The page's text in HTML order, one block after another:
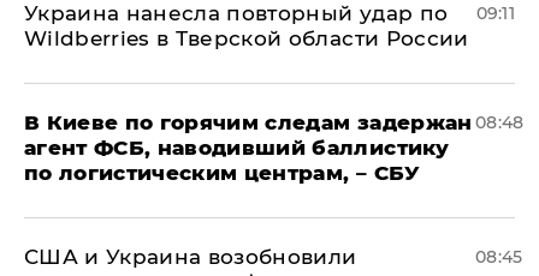
Украина нанесла повторный удар по
Wildberries в Тверской области России
09:11
В Киеве по горячим следам задержан
агент ФСБ, наводивший баллистику
по логистическим центрам, – СБУ
08:48
США и Украина возобновили
08:45